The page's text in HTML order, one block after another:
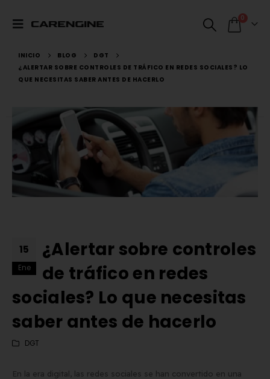
0
INICIO BLOG
DGT
¿ALERTAR SOBRE CONTROLES DE TRÁFICO EN REDES SOCIALES? LO
QUE NECESITAS SABER ANTES DE HACERLO
15
Ene
¿Alertar sobre controles
de tráfico en redes
sociales? Lo que necesitas
saber antes de hacerlo
DGT
En la era digital, las redes sociales se han convertido en una